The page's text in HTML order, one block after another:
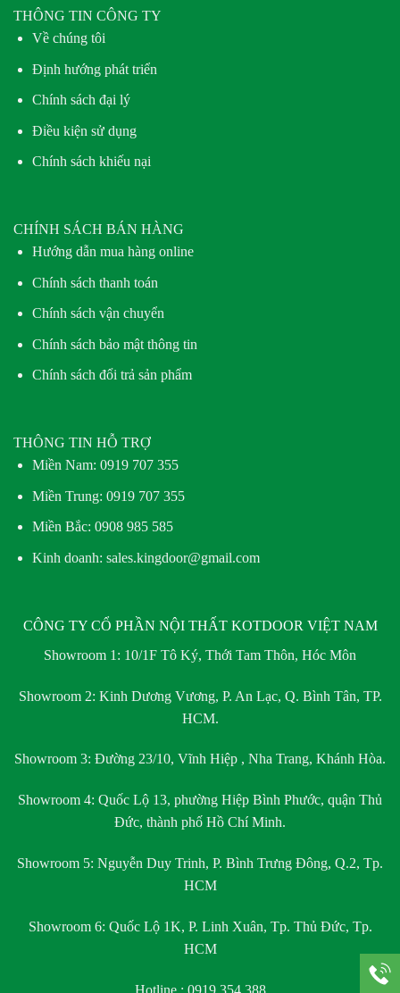
THÔNG TIN CÔNG TY
Về chúng tôi
Định hướng phát triển
Chính sách đại lý
Điều kiện sử dụng
Chính sách khiếu nại
CHÍNH SÁCH BÁN HÀNG
Hướng dẫn mua hàng online
Chính sách thanh toán
Chính sách vận chuyển
Chính sách bảo mật thông tin
Chính sách đổi trả sản phẩm
THÔNG TIN HỖ TRỢ
Miền Nam: 0919 707 355
Miền Trung: 0919 707 355
Miền Bắc: 0908 985 585
Kinh doanh: sales.kingdoor@gmail.com
CÔNG TY CỔ PHẦN NỘI THẤT KOTDOOR VIỆT NAM
Showroom 1: 10/1F Tô Ký, Thới Tam Thôn, Hóc Môn
Showroom 2: Kinh Dương Vương, P. An Lạc, Q. Bình Tân, TP.
HCM.
Showroom 3: Đường 23/10, Vĩnh Hiệp , Nha Trang, Khánh Hòa.
Showroom 4: Quốc Lộ 13, phường Hiệp Bình Phước, quận Thủ
Đức, thành phố Hồ Chí Minh.
Showroom 5: Nguyễn Duy Trinh, P. Bình Trưng Đông, Q.2, Tp.
HCM
Showroom 6: Quốc Lộ 1K, P. Linh Xuân, Tp. Thủ Đức, Tp.
HCM
Hotline : 0919.354.388